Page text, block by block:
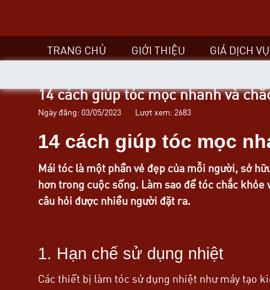
TRANG CHỦ GIỚI THIỆU GIÁ DỊCH VỤ
14 cách giúp tóc mọc nhanh và
Ngày đăng: 03/05/2023 Lượt xem: 2683
14 cách giúp tóc mọc
Mái tóc là một phần vẻ đẹp của mỗi người, sở
hơn trong cuộc sống. Làm sao để tóc chắc
câu hỏi được nhiều người đặt ra.
1. Hạn chế sử dụng nhiệt
Các thiết bị làm tóc sử dụng nhiệt như máy tạo